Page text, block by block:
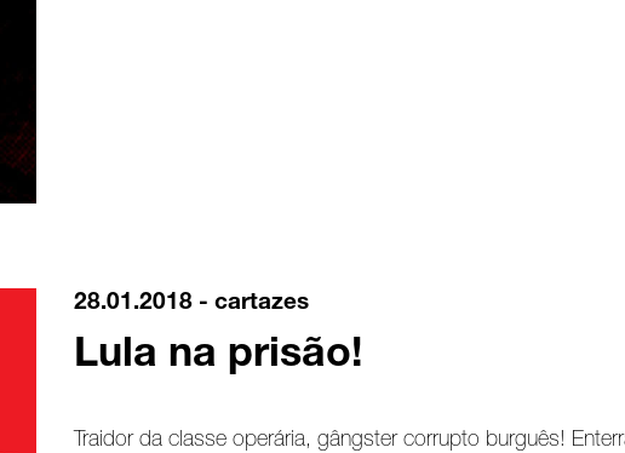
28.01.2018 - cartazes
Lula na prisão!
Traidor da classe operária, gângster corrupto burguês!